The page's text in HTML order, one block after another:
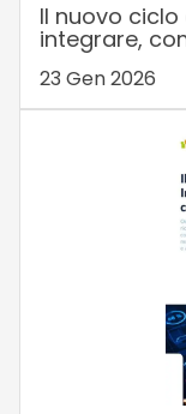
Il nuovo ciclo
integrare,
23 Gen 2026